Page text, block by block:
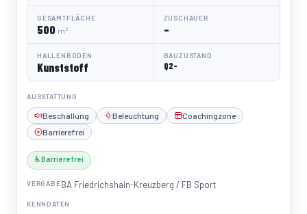
GESAMTFLÄCHE
500 m²
ZUSCHAUER
–
HALLENBODEN
Kunststoff
BAUZUSTAND
Q2-
AUSSTATTUNG
Beschallung Beleuchtung
Coachingzone
Barrierefrei
♿ Barrierefrei
VERGABEBA Friedrichshain-Kreuzberg / FB Sport
KENNDATEN